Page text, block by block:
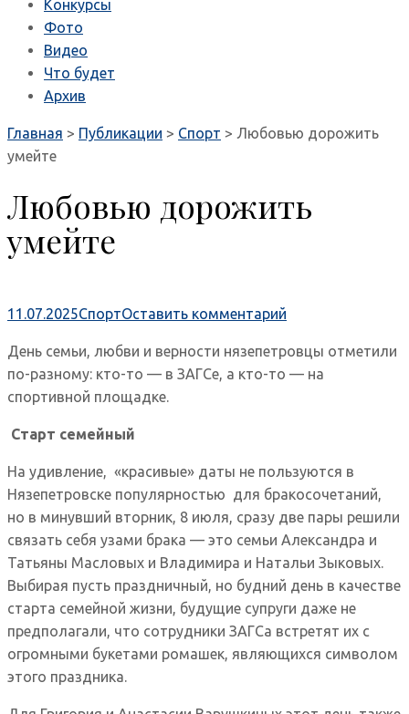
Конкурсы
Фото
Видео
Что будет
Архив
Главная > Публикации > Спорт > Любовью дорожить
умейте
Любовью дорожить
умейте
11.07.2025СпортОставить комментарий
День семьи, любви и верности нязепетровцы отметили
по-разному: кто-то — в ЗАГСе, а кто-то — на
спортивной площадке.
Старт семейный
На удивление, «красивые» даты не пользуются в
Нязепетровске популярностью для бракосочетаний,
но в минувший вторник, 8 июля, сразу две пары решили
связать себя узами брака — это семьи Александра и
Татьяны Масловых и Владимира и Натальи Зыковых.
Выбирая пусть праздничный, но будний день в качестве
старта семейной жизни, будущие супруги даже не
предполагали, что сотрудники ЗАГСа встретят их с
огромными букетами ромашек, являющихся символом
этого праздника.